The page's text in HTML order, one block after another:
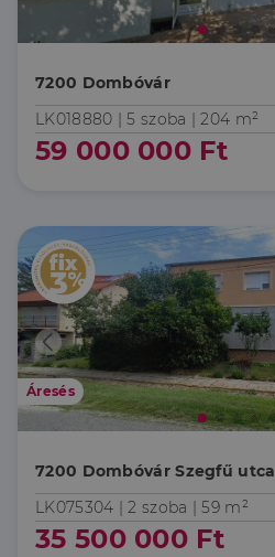
7200 Dombóvár
LK018880 |5 szoba | 204 m²
59 000 000 Ft
Áresés
7200 Dombóvár Szegfű utca
LK075304 |2 szoba | 59 m²
35 500 000 Ft